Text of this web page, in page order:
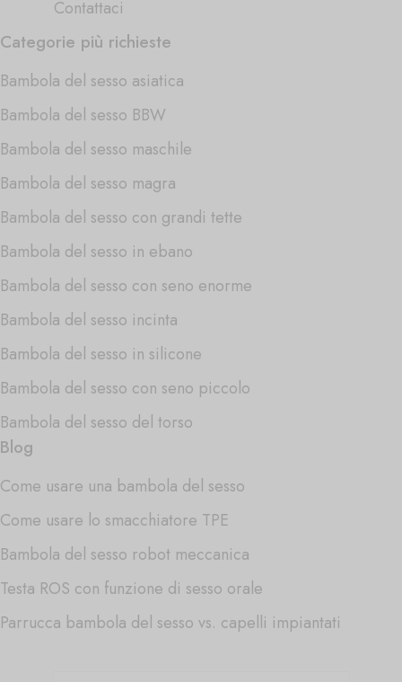
Contattaci
Categorie più richieste
Bambola del sesso asiatica
Bambola del sesso BBW
Bambola del sesso maschile
Bambola del sesso magra
Bambola del sesso con grandi tette
Bambola del sesso in ebano
Bambola del sesso con seno enorme
Bambola del sesso incinta
Bambola del sesso in silicone
Bambola del sesso con seno piccolo
Bambola del sesso del torso
Blog
Come usare una bambola del sesso
Come usare lo smacchiatore TPE
Bambola del sesso robot meccanica
Testa ROS con funzione di sesso orale
Parrucca bambola del sesso vs. capelli impiantati